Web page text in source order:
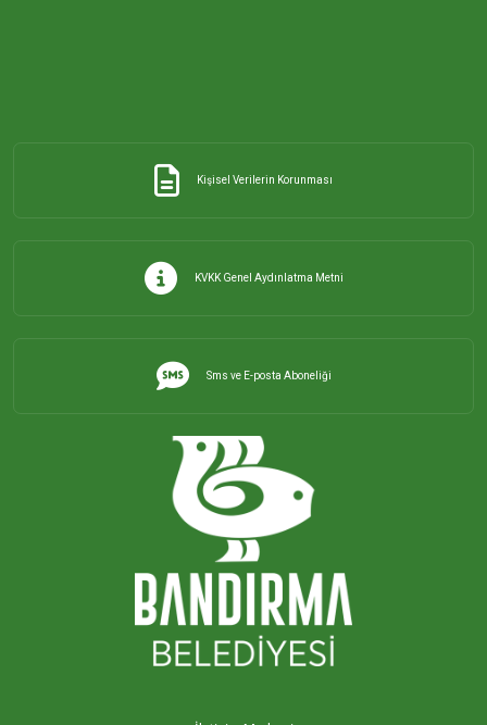
Kişisel Verilerin Korunması
KVKK Genel Aydınlatma Metni
Sms ve E-posta Aboneliği